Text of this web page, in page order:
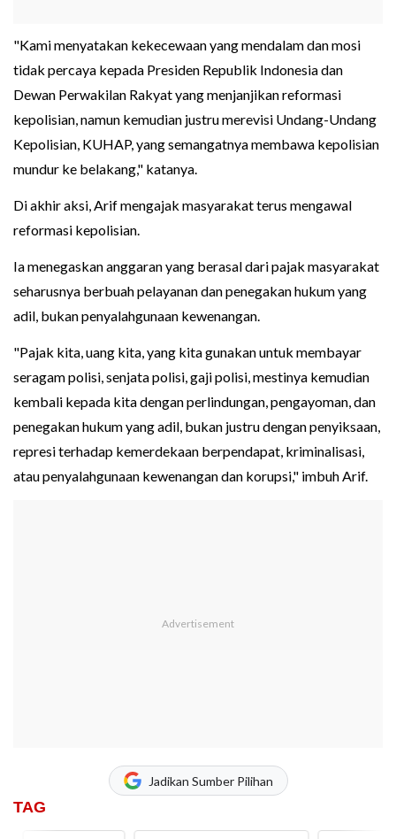
"Kami menyatakan kekecewaan yang mendalam dan mosi
tidak percaya kepada Presiden Republik Indonesia dan
Dewan Perwakilan Rakyat yang menjanjikan reformasi
kepolisian, namun kemudian justru merevisi Undang-Undang
Kepolisian, KUHAP, yang semangatnya membawa kepolisian
mundur ke belakang," katanya.
Di akhir aksi, Arif mengajak masyarakat terus mengawal
reformasi kepolisian.
Ia menegaskan anggaran yang berasal dari pajak masyarakat
seharusnya berbuah pelayanan dan penegakan hukum yang
adil, bukan penyalahgunaan kewenangan.
"Pajak kita, uang kita, yang kita gunakan untuk membayar
seragam polisi, senjata polisi, gaji polisi, mestinya kemudian
kembali kepada kita dengan perlindungan, pengayoman, dan
penegakan hukum yang adil, bukan justru dengan penyiksaan,
represi terhadap kemerdekaan berpendapat, kriminalisasi,
atau penyalahgunaan kewenangan dan korupsi," imbuh Arif.
Jadikan Sumber Pilihan
TAG